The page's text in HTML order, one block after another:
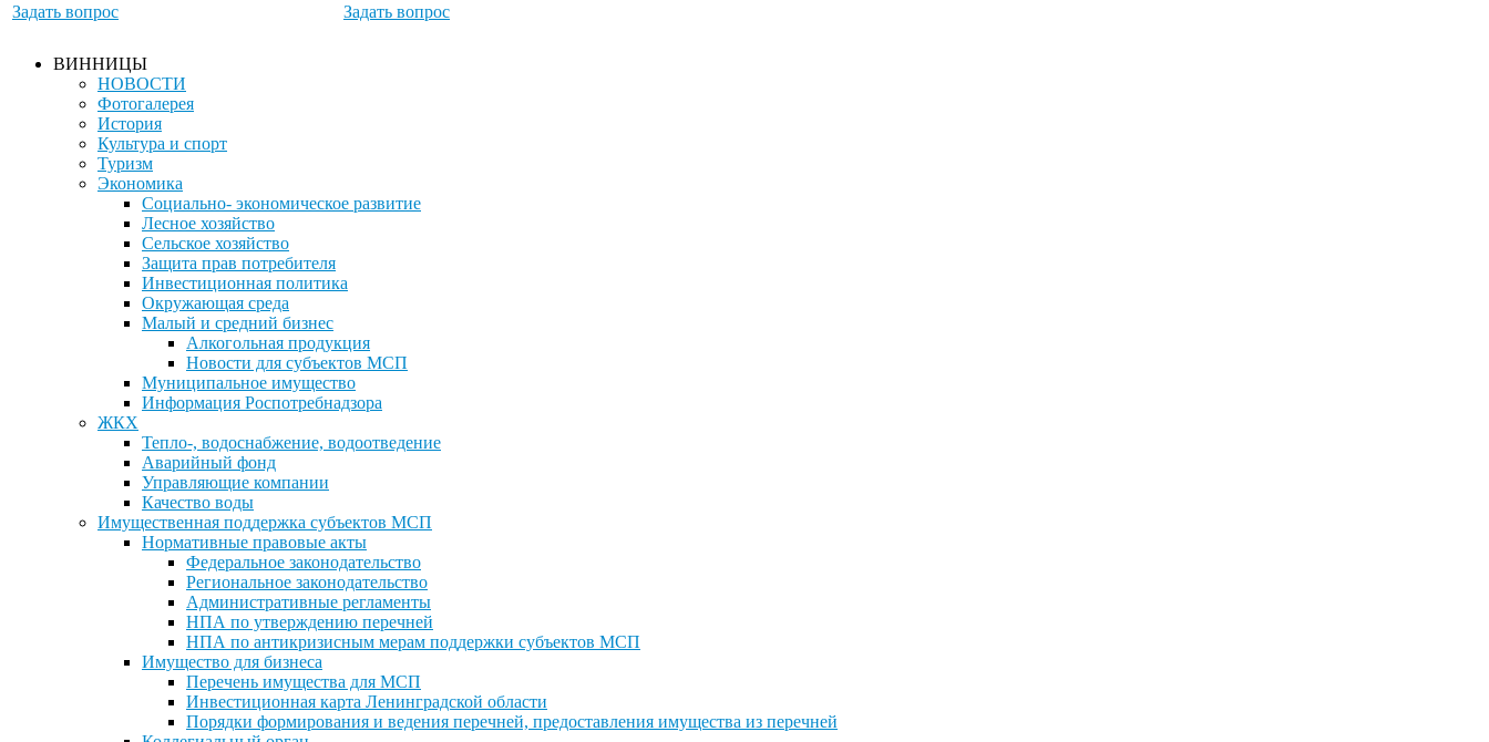
Задать вопрос Задать вопрос
ВИННИЦЫ
НОВОСТИ
Фотогалерея
История
Культура и спорт
Туризм
Экономика
Социально- экономическое развитие
Лесное хозяйство
Сельское хозяйство
Защита прав потребителя
Инвестиционная политика
Окружающая среда
Малый и средний бизнес
Алкогольная продукция
Новости для субъектов МСП
Муниципальное имущество
Информация Роспотребнадзора
ЖКХ
Тепло-, водоснабжение, водоотведение
Аварийный фонд
Управляющие компании
Качество воды
Имущественная поддержка субъектов МСП
Нормативные правовые акты
Федеральное законодательство
Региональное законодательство
Административные регламенты
НПА по утверждению перечней
НПА по антикризисным мерам поддержки субъектов МСП
Имущество для бизнеса
Перечень имущества для МСП
Инвестиционная карта Ленинградской области
Порядки формирования и ведения перечней, предоставления имущества из перечней